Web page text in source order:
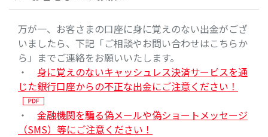
万が一、お客さまの口座に身に覚えのない出金がござ
いましたら、下記「ご相談やお問い合わせはこちらか
ら」までご連絡をお願いいたします。
・ 身に覚えのないキャッシュレス決済サービスを通
じた銀行口座からの不正な出金にご注意ください！
・ 金融機関を騙る偽メールや偽ショートメッセージ
（SMS）等にご注意ください！